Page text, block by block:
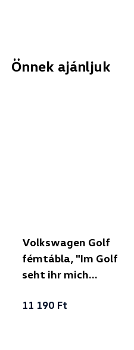
Önnek ajánljuk
Volkswagen Golf
fémtábla, "Im Golf
seht ihr mich
11 190 Ft